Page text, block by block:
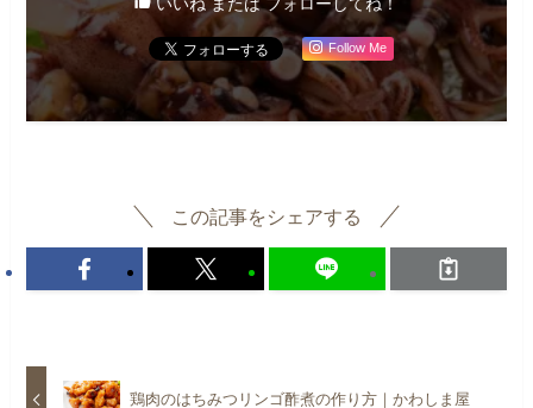
Follow Me
この記事をシェアする
鶏肉のはちみつリンゴ酢煮の作り方｜かわしま屋